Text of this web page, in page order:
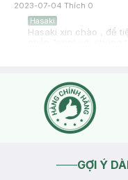
2023-07-04 Thích 0
Hasaki
Hasaki xin chào , để
GỢI Ý